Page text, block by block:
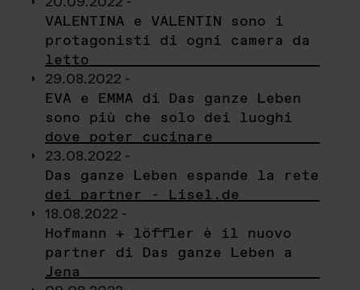
VALENTINA e VALENTIN sono i
protagonisti di ogni camera da
letto
29.08.2022 -
EVA e EMMA di Das ganze Leben
sono più che solo dei luoghi
dove poter cucinare
23.08.2022 -
Das ganze Leben espande la rete
dei partner - Lisel.de
18.08.2022 -
Hofmann + löffler è il nuovo
partner di Das ganze Leben a
Jena